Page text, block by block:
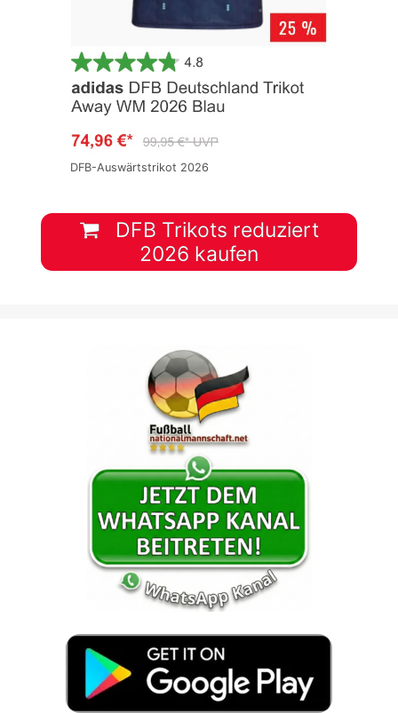
DFB-Auswärtstrikot 2026
DFB Trikots reduziert
2026 kaufen